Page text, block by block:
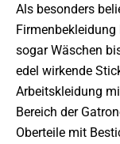
Als besonders
sogar Wäschen
edel wirkende
Arbeitskleidung
Bereich der
Oberteile mit